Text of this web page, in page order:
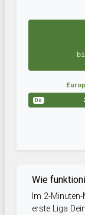
Do
Wie
Im 2-
erste Liga